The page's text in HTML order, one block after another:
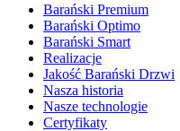
Barański Premium
Barański Optimo
Barański Smart
Realizacje
Jakość Barański Drzwi
Nasza historia
Nasze technologie
Certyfikaty